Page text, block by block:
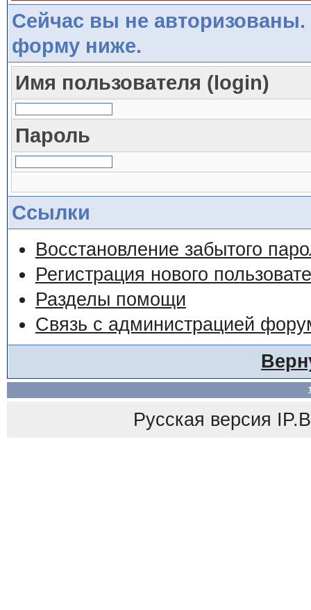
Сейчас вы не авторизованы.
форму ниже.
Имя пользователя (login)
Пароль
Ссылки
Восстановление забытого
Регистрация нового
Разделы помощи
Связь с администрацией
Русская версия